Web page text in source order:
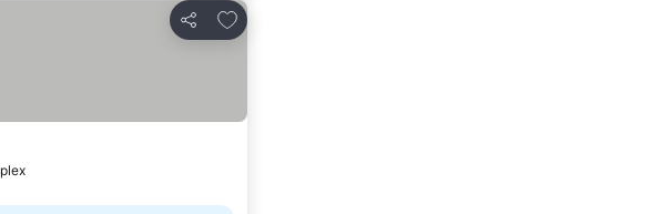
Partilhar
Adicionar aos favoritos